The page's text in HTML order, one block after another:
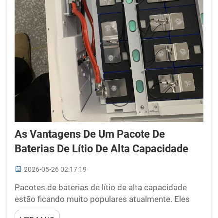
As Vantagens De Um Pacote De
Baterias De Lítio De Alta Capacidade
2026-05-26 02:17:19
Pacotes de baterias de lítio de alta capacidade
estão ficando muito populares atualmente. Eles
são utilizados em veículos elétricos, pequenos